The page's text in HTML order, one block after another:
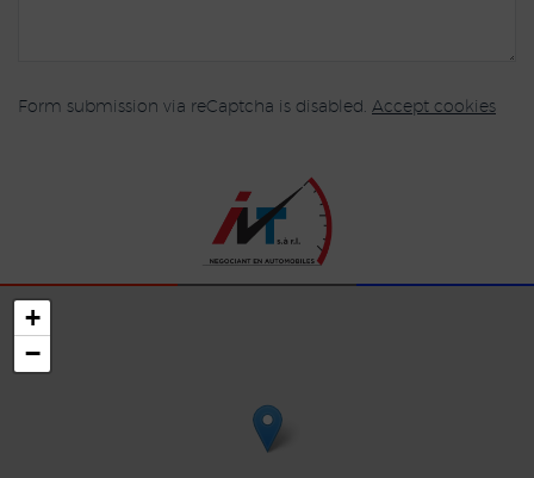
Form submission via reCaptcha is disabled. Accept cookies
+
−